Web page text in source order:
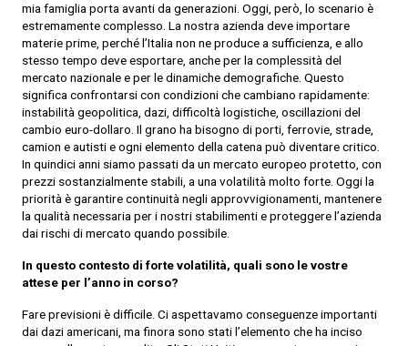
mia famiglia porta avanti da generazioni. Oggi, però, lo scenario è
estremamente complesso. La nostra azienda deve importare
materie prime, perché l’Italia non ne produce a sufficienza, e allo
stesso tempo deve esportare, anche per la complessità del
mercato nazionale e per le dinamiche demografiche. Questo
significa confrontarsi con condizioni che cambiano rapidamente:
instabilità geopolitica, dazi, difficoltà logistiche, oscillazioni del
cambio euro-dollaro. Il grano ha bisogno di porti, ferrovie, strade,
camion e autisti e ogni elemento della catena può diventare critico.
In quindici anni siamo passati da un mercato europeo protetto, con
prezzi sostanzialmente stabili, a una volatilità molto forte. Oggi la
priorità è garantire continuità negli approvvigionamenti, mantenere
la qualità necessaria per i nostri stabilimenti e proteggere l’azienda
dai rischi di mercato quando possibile.
In questo contesto di forte volatilità, quali sono le vostre
attese per l’anno in corso?
Fare previsioni è difficile. Ci aspettavamo conseguenze importanti
dai dazi americani, ma finora sono stati l’elemento che ha inciso